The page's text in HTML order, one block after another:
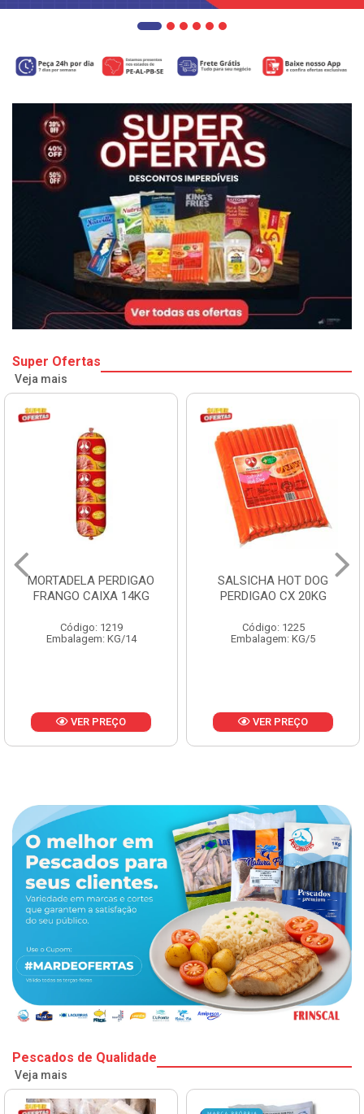
Super Ofertas
Veja mais
MORTADELA PERDIGAO
FRANGO CAIXA 14KG
Código: 1219
Embalagem: KG/14
VER PREÇO
SALSICHA HOT DOG
PERDIGAO CX 20KG
Código: 1225
Embalagem: KG/5
VER PREÇO
Pescados de Qualidade
Veja mais